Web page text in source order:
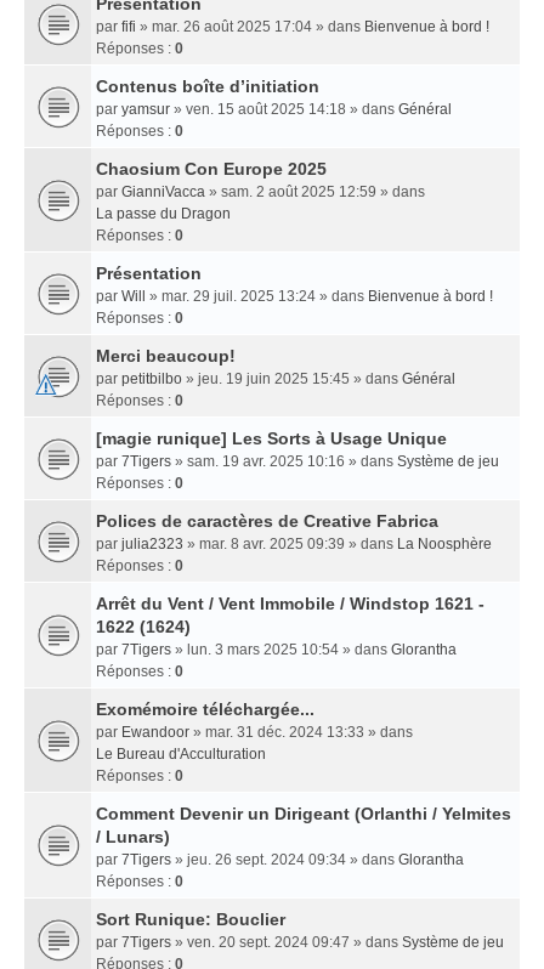
par fifi » mar. 26 août 2025 17:04 » dans Bienvenue à bord !
Réponses : 0
Contenus boîte d’initiation
par yamsur » ven. 15 août 2025 14:18 » dans Général
Réponses : 0
Chaosium Con Europe 2025
par GianniVacca » sam. 2 août 2025 12:59 » dans
La passe du Dragon
Réponses : 0
Présentation
par Will » mar. 29 juil. 2025 13:24 » dans Bienvenue à bord !
Réponses : 0
Merci beaucoup!
par petitbilbo » jeu. 19 juin 2025 15:45 » dans Général
Réponses : 0
[magie runique] Les Sorts à Usage Unique
par 7Tigers » sam. 19 avr. 2025 10:16 » dans Système de jeu
Réponses : 0
Polices de caractères de Creative Fabrica
par julia2323 » mar. 8 avr. 2025 09:39 » dans La Noosphère
Réponses : 0
Arrêt du Vent / Vent Immobile / Windstop 1621 -
1622 (1624)
par 7Tigers » lun. 3 mars 2025 10:54 » dans Glorantha
Réponses : 0
Exomémoire téléchargée...
par Ewandoor » mar. 31 déc. 2024 13:33 » dans
Le Bureau d'Acculturation
Réponses : 0
Comment Devenir un Dirigeant (Orlanthi / Yelmites
/ Lunars)
par 7Tigers » jeu. 26 sept. 2024 09:34 » dans Glorantha
Réponses : 0
Sort Runique: Bouclier
par 7Tigers » ven. 20 sept. 2024 09:47 » dans Système de jeu
Réponses : 0